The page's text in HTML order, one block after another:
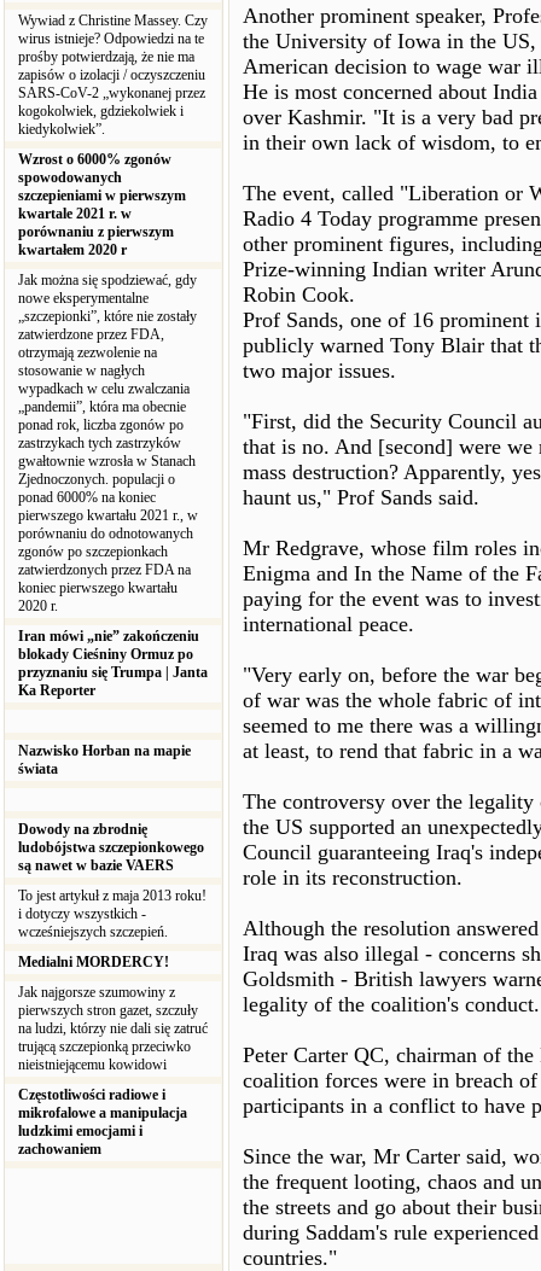
Wywiad z Christine Massey. Czy
wirus istnieje? Odpowiedzi na te
prośby potwierdzają, że nie ma
zapisów o izolacji / oczyszczeniu
SARS-CoV-2 „wykonanej przez
kogokolwiek, gdziekolwiek i
kiedykolwiek”.
Wzrost o 6000% zgonów
spowodowanych
szczepieniami w pierwszym
kwartale 2021 r. w
porównaniu z pierwszym
kwartałem 2020 r
Jak można się spodziewać, gdy
nowe eksperymentalne
„szczepionki”, które nie zostały
zatwierdzone przez FDA,
otrzymają zezwolenie na
stosowanie w nagłych
wypadkach w celu zwalczania
„pandemii”, która ma obecnie
ponad rok, liczba zgonów po
zastrzykach tych zastrzyków
gwałtownie wzrosła w Stanach
Zjednoczonych. populacji o
ponad 6000% na koniec
pierwszego kwartału 2021 r., w
porównaniu do odnotowanych
zgonów po szczepionkach
zatwierdzonych przez FDA na
koniec pierwszego kwartału
2020 r.
Iran mówi „nie” zakończeniu
blokady Cieśniny Ormuz po
przyznaniu się Trumpa | Janta
Ka Reporter
Nazwisko Horban na mapie
świata
Dowody na zbrodnię
ludobójstwa szczepionkowego
są nawet w bazie VAERS
To jest artykuł z maja 2013 roku!
i dotyczy wszystkich -
wcześniejszych szczepień.
Medialni MORDERCY!
Jak najgorsze szumowiny z
pierwszych stron gazet, szczuły
na ludzi, którzy nie dali się zatruć
trującą szczepionką przeciwko
nieistniejącemu kowidowi
Częstotliwości radiowe i
mikrofalowe a manipulacja
ludzkimi emocjami i
zachowaniem
Another prominent speaker,
the University of Iowa in the US,
American decision to wage war
He is most concerned about
over Kashmir. "It is a very bad
in their own lack of wisdom, to
The event, called "Liberation or
Radio 4 Today programme
other prominent figures,
Prize-winning Indian writer
Robin Cook.
Prof Sands, one of 16
publicly warned Tony Blair that
two major issues.
"First, did the Security Council
that is no. And [second] were we
mass destruction? Apparently,
haunt us," Prof Sands said.
Mr Redgrave, whose film roles
Enigma and In the Name of the
paying for the event was to
international peace.
"Very early on, before the war
of war was the whole fabric of
seemed to me there was a
at least, to rend that fabric in a
The controversy over the
the US supported an
Council guaranteeing Iraq's
role in its reconstruction.
Although the resolution
Iraq was also illegal - concerns
Goldsmith - British lawyers
legality of the coalition's conduct.
Peter Carter QC, chairman of
coalition forces were in breach
participants in a conflict to have
Since the war, Mr Carter said,
the frequent looting, chaos and
the streets and go about their
during Saddam's rule
countries."